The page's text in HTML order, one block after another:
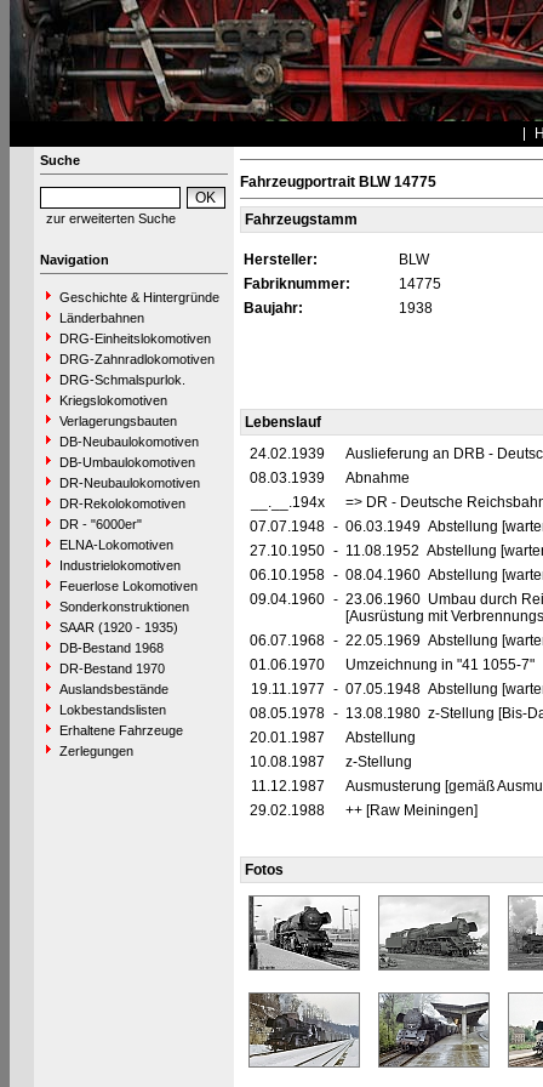
Suche
zur erweiterten Suche
Navigation
Geschichte & Hintergründe
Länderbahnen
DRG-Einheitslokomotiven
DRG-Zahnradlokomotiven
DRG-Schmalspurlok.
Kriegslokomotiven
Verlagerungsbauten
DB-Neubaulokomotiven
DB-Umbaulokomotiven
DR-Neubaulokomotiven
DR-Rekolokomotiven
DR - "6000er"
ELNA-Lokomotiven
Industrielokomotiven
Feuerlose Lokomotiven
Sonderkonstruktionen
SAAR (1920 - 1935)
DB-Bestand 1968
DR-Bestand 1970
Auslandsbestände
Lokbestandslisten
Erhaltene Fahrzeuge
Zerlegungen
Fahrzeugportrait BLW 14775
Fahrzeugstamm
Hersteller:
BLW
Fabriknummer:
14775
Baujahr:
1938
Lebenslauf
24.02.1939
Auslieferung an DRB -
08.03.1939
Abnahme
__.__.194x
=> DR - Deutsche
07.07.1948 - 06.03.1949 Abstellung
27.10.1950 - 11.08.1952 Abstellung
06.10.1958 - 08.04.1960 Abstellung
09.04.1960 - 23.06.1960 Umbau durch
[Ausrüstung mit
06.07.1968 - 22.05.1969 Abstellung
01.06.1970
Umzeichnung in "41 1055-7"
19.11.1977 - 07.05.1948 Abstellung
08.05.1978 - 13.08.1980 z-Stellung [Bis-
20.01.1987
Abstellung
10.08.1987
z-Stellung
11.12.1987
Ausmusterung [gemäß
29.02.1988
++ [Raw Meiningen]
Fotos